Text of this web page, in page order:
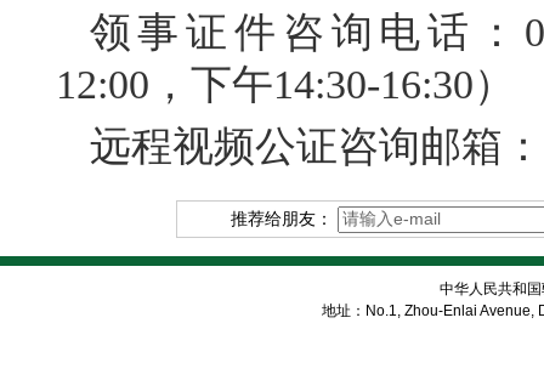
领事证件咨询电话：
12:00，下午14:30-16:30）
远程视频公证咨询邮箱：
推荐给朋友：
中华人民共和
地址：No.1, Zhou-Enlai Avenue,